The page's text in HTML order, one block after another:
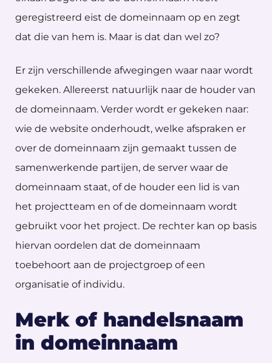
geregistreerd eist de domeinnaam op en zegt
dat die van hem is. Maar is dat dan wel zo?
Er zijn verschillende afwegingen waar naar wordt
gekeken. Allereerst natuurlijk naar de houder van
de domeinnaam. Verder wordt er gekeken naar:
wie de website onderhoudt, welke afspraken er
over de domeinnaam zijn gemaakt tussen de
samenwerkende partijen, de server waar de
domeinnaam staat, of de houder een lid is van
het projectteam en of de domeinnaam wordt
gebruikt voor het project. De rechter kan op basis
hiervan oordelen dat de domeinnaam
toebehoort aan de projectgroep of een
organisatie of individu.
Merk of handelsnaam
in domeinnaam